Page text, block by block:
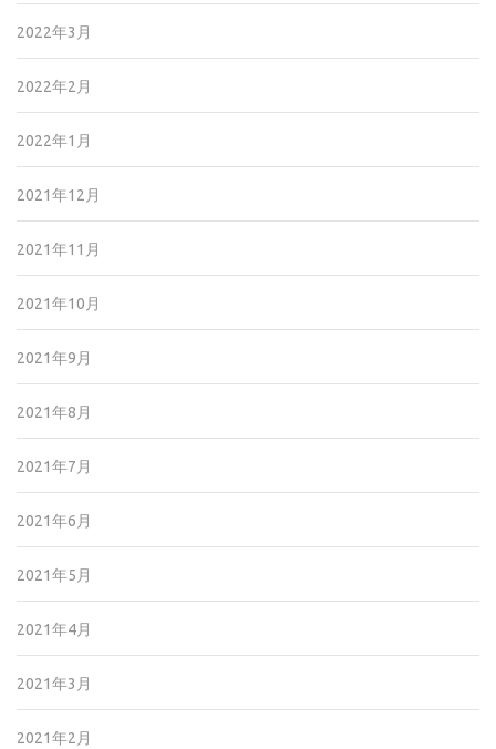
2022年3月
2022年2月
2022年1月
2021年12月
2021年11月
2021年10月
2021年9月
2021年8月
2021年7月
2021年6月
2021年5月
2021年4月
2021年3月
2021年2月